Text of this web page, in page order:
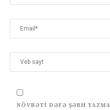
NÖVBƏTI DƏFƏ ŞƏRH